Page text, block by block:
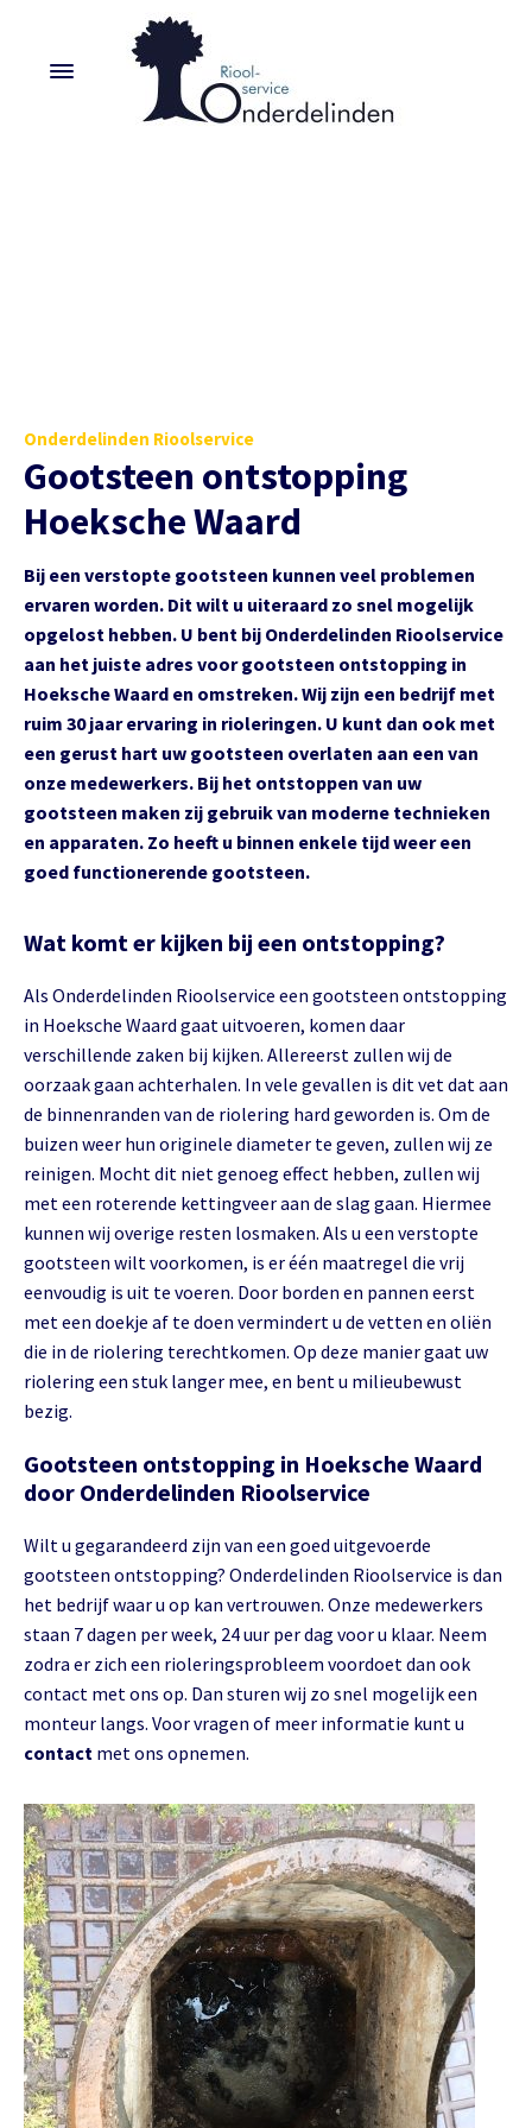
Onderdelinden Rioolservice
Gootsteen ontstopping
Hoeksche Waard
Bij een verstopte gootsteen kunnen veel problemen
ervaren worden. Dit wilt u uiteraard zo snel mogelijk
opgelost hebben. U bent bij Onderdelinden Rioolservice
aan het juiste adres voor gootsteen ontstopping in
Hoeksche Waard en omstreken. Wij zijn een bedrijf met
ruim 30 jaar ervaring in rioleringen. U kunt dan ook met
een gerust hart uw gootsteen overlaten aan een van
onze medewerkers. Bij het ontstoppen van uw
gootsteen maken zij gebruik van moderne technieken
en apparaten. Zo heeft u binnen enkele tijd weer een
goed functionerende gootsteen.
Wat komt er kijken bij een ontstopping?
Als Onderdelinden Rioolservice een gootsteen ontstopping
in Hoeksche Waard gaat uitvoeren, komen daar
verschillende zaken bij kijken. Allereerst zullen wij de
oorzaak gaan achterhalen. In vele gevallen is dit vet dat aan
de binnenranden van de riolering hard geworden is. Om de
buizen weer hun originele diameter te geven, zullen wij ze
reinigen. Mocht dit niet genoeg effect hebben, zullen wij
met een roterende kettingveer aan de slag gaan. Hiermee
kunnen wij overige resten losmaken. Als u een verstopte
gootsteen wilt voorkomen, is er één maatregel die vrij
eenvoudig is uit te voeren. Door borden en pannen eerst
met een doekje af te doen vermindert u de vetten en oliën
die in de riolering terechtkomen. Op deze manier gaat uw
riolering een stuk langer mee, en bent u milieubewust
bezig.
Gootsteen ontstopping in Hoeksche Waard
door Onderdelinden Rioolservice
Wilt u gegarandeerd zijn van een goed uitgevoerde
gootsteen ontstopping? Onderdelinden Rioolservice is dan
het bedrijf waar u op kan vertrouwen. Onze medewerkers
staan 7 dagen per week, 24 uur per dag voor u klaar. Neem
zodra er zich een rioleringsprobleem voordoet dan ook
contact met ons op. Dan sturen wij zo snel mogelijk een
monteur langs. Voor vragen of meer informatie kunt u
contact met ons opnemen.